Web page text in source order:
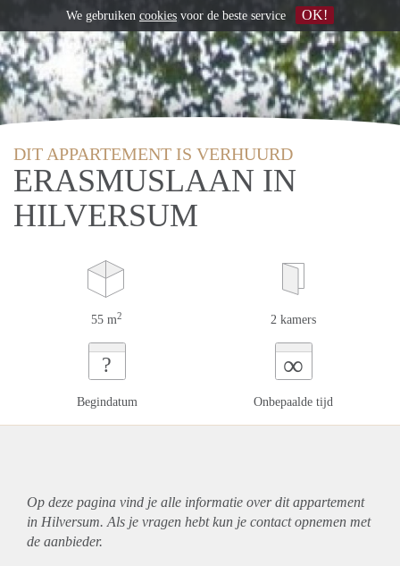
DIT APPARTEMENT IS VERHUURD
ERASMUSLAAN IN
HILVERSUM
55 m2 2 kamers
?
Begindatum
∞
Onbepaalde tijd
Op deze pagina vind je alle informatie over ditappartement
in Hilversum. Als je vragen hebt kun je contact opnemen met
de aanbieder.
We gebruiken cookies voor de beste service OK!